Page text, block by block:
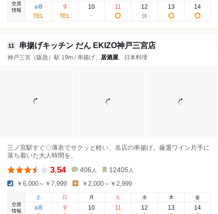
空席
情報
8/8 9 10 11 12 13 14
11 串揚げキッチン だん EKIZO神戸三宮店
神戸三宮（阪急）駅 19m / 串揚げ、 居酒屋、日本料理
三ノ宮駅すぐ◇薄衣でサクッと軽い、名店の串揚げ。厳選ワイン片手に
落ち着いた大人時間を。
3.54 406 人 12405 人
￥6,000～￥7,999 ￥2,000～￥2,999
空席
情報
土
8/8
日
9
月
10
火
11
水
12
木
13
金
14